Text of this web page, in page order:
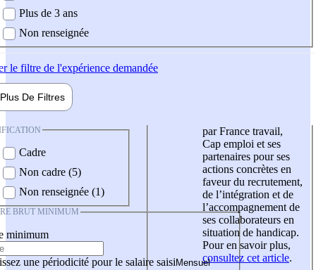
Plus de 3 ans
Non renseignée
le filtre de l'expérience demandée
Plus De Filtres
Cadre
Non cadre (5)
Non renseignée (1)
BRUT MINIMUM
minimum
une périodicité pour le salaire saisi
par France travail,
Cap emploi et ses
partenaires pour ses
actions concrètes en
faveur du recrutement,
de l’intégration et de
l’accompagnement de
ses collaborateurs en
situation de handicap.
Pour en savoir plus,
consultez cet article.